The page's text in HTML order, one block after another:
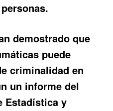
demostrado que
puede
criminalidad en
un informe del
Estadística y